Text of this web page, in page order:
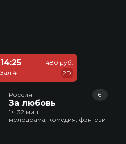
14:25
Зал 4
480 руб.
2D
Россия
За любовь
16+
1 ч 32 мин
мелодрама, комедия, фэнтези